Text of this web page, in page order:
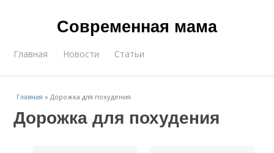
Современная мама
Главная Новости Статьи
Главная »Дорожка для похудения
Дорожка для похудения